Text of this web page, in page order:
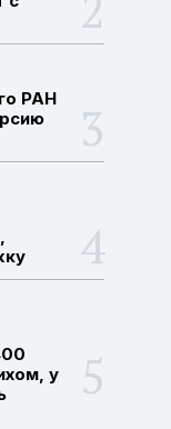
РАН
у